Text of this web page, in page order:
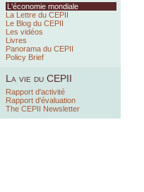
L'économie mondiale
La Lettre du CEPII
Le Blog du CEPII
Les vidéos
Livres
Panorama du CEPII
Policy Brief
La vie du CEPII
Rapport d'activité
Rapport d'évaluation
The CEPII Newsletter